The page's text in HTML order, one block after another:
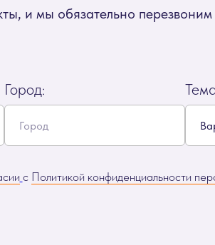
и мы обязательно
Город:
с Политикой конфиденциальности